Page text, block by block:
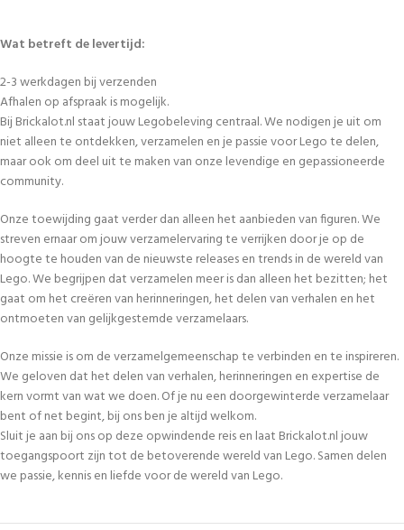
Wat betreft de levertijd:
2-3 werkdagen bij verzenden
Afhalen op afspraak is mogelijk.
Bij Brickalot.nl staat jouw Legobeleving centraal. We nodigen je uit om
niet alleen te ontdekken, verzamelen en je passie voor Lego te delen,
maar ook om deel uit te maken van onze levendige en gepassioneerde
community.
Onze toewijding gaat verder dan alleen het aanbieden van figuren. We
streven ernaar om jouw verzamelervaring te verrijken door je op de
hoogte te houden van de nieuwste releases en trends in de wereld van
Lego. We begrijpen dat verzamelen meer is dan alleen het bezitten; het
gaat om het creëren van herinneringen, het delen van verhalen en het
ontmoeten van gelijkgestemde verzamelaars.
Onze missie is om de verzamelgemeenschap te verbinden en te inspireren.
We geloven dat het delen van verhalen, herinneringen en expertise de
kern vormt van wat we doen. Of je nu een doorgewinterde verzamelaar
bent of net begint, bij ons ben je altijd welkom.
Sluit je aan bij ons op deze opwindende reis en laat Brickalot.nl jouw
toegangspoort zijn tot de betoverende wereld van Lego. Samen delen
we passie, kennis en liefde voor de wereld van Lego.